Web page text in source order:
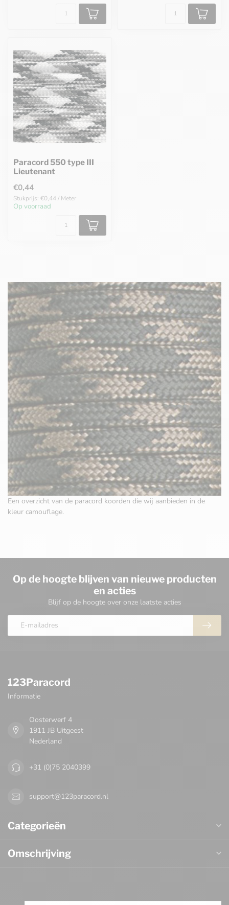
Paracord 550 type III
Lieutenant
€0,44
Stukprijs: €0,44 / Meter
Op voorraad
Een overzicht van de paracord koorden die wij aanbieden in de
kleur camouflage.
Op de hoogte blijven van nieuwe producten
en acties
Blijf op de hoogte over onze laatste acties
123Paracord
Informatie
Oosterwerf 4
1911 JB Uitgeest
Nederland
+31 (0)75 2040399
support@123paracord.nl
Categorieën
Omschrijving